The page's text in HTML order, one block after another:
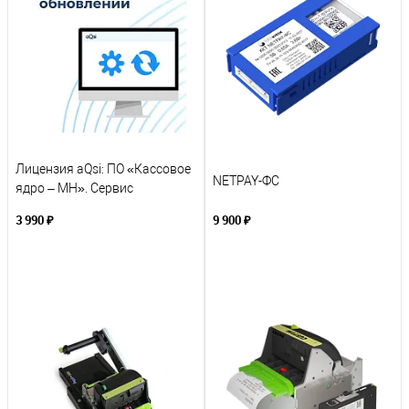
В наличии
В избранное
Под заказ
Лицензия aQsi: ПО «Кассовое
ядро – МН». Сервис
месяцев)
3 990 ₽
К сравнению
В избранное
Под заказ
NETPAY-ФС
9 900 ₽
К сравнению
В избранное
Под заказ